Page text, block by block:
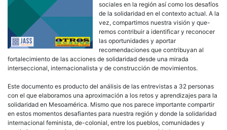
sociales en la región así como los desafíos
de la solidaridad en el contexto actual. A la
vez, compartimos nuestra visión y que-
remos contribuir a identificar y reconocer
las oportunidades y aportar
recomendaciones que contribuyan al
fortalecimiento de las acciones de solidaridad desde una mirada
interseccional, internacionalista y de construcción de movimientos.
Este documento es producto del análisis de las entrevistas a 32 personas
con el que elaboramos una aproximación a los retos y aprendizajes para la
solidaridad en Mesoamérica. Mismo que nos parece importante compartir
en estos momentos desafiantes para nuestra región y donde la solidaridad
internacional feminista, de-colonial, entre los pueblos, comunidades y